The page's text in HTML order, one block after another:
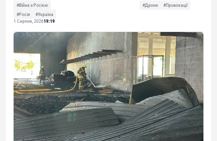
#Війна з Росією #Дрони
#Провокації
#Росія
#Україна
1 Серпня, 202619:19